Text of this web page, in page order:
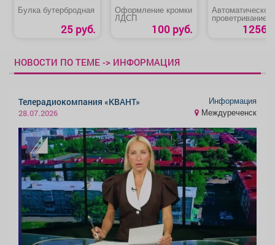
Булка бутербродная
25 руб.
Оформление кромки
ЛДСП
100 руб.
Автоматическое
проветривание
теплицы
«Термопривод
1256
НОВОСТИ ПО ТЕМЕ -> ИНФОРМАЦИЯ
Телерадиокомпания «КВАНТ»
28.07.2026
Информация
Междуреченск